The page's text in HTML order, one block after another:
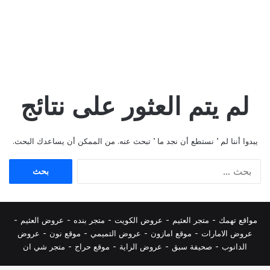
لم يتم العثور على نتائج
يبدوا أننا لم ’ نستطع أن نجد ما ’ تبحث عنه. من الممكن أن يساعدك البحث.
مواقع تهمك - متجر العثيم - عروض الكويت - متجر بنده - عروض العثيم -
عروض الامارات - موقع امازون - عروض التميمي - موقع نون - عروض
الدانوب - صحيفة سبق - عروض الراية - موقع حراج - متجر شي ان